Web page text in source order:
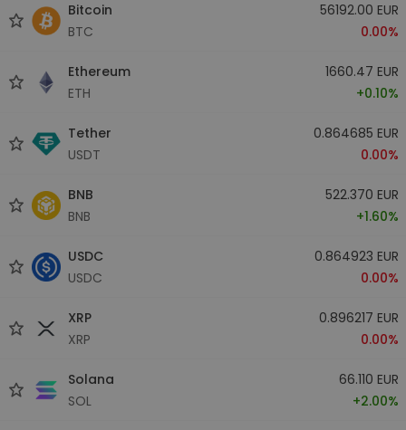
Bitcoin
BTC
56192.00 EUR
0.00%
Ethereum
ETH
1660.47 EUR
+0.10%
Tether
USDT
0.864685 EUR
0.00%
BNB
BNB
522.370 EUR
+1.60%
USDC
USDC
0.864923 EUR
0.00%
XRP
XRP
0.896217 EUR
0.00%
Solana
SOL
66.110 EUR
+2.00%